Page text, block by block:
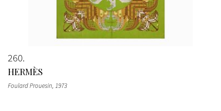
260
HERMÈS
Foulard Prouesin, 1973